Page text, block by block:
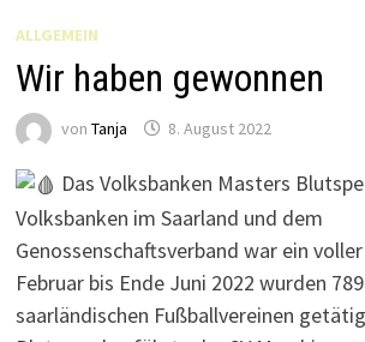
ALLGEMEIN
Wir haben gewonnen
von Tanja 8. August 2022
Das Volksbanken Masters
Volksbanken im Saarland und dem
Genossenschaftsverband war ein
Februar bis Ende Juni 2022 wurden
saarländischen Fußballvereinen